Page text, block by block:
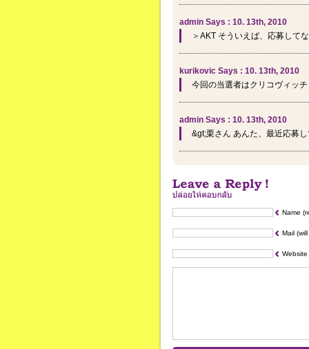
admin Says : 10. 13th, 2010
＞AKT そういえば、応募して
kurikovic Says : 10. 13th, 2010
今回の当選者はクリコヴィッ
admin Says : 10. 13th, 2010
&gt;栗さん あんた、最近応募
Name
Mail
Website